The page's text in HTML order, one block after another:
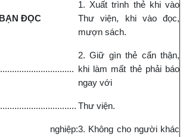
ẠN ĐỌC
1. Xuất trình thẻ khi vào
Thư viện, khi vào đọc,
mượn sách.
2. Giữ gìn thẻ cẩn thận,
khi làm mất thẻ phải báo
ngay với
Thư viện.
3. Không cho người khác